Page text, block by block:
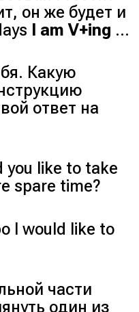
он же будет и
I am V+ing …
Какую
ответ на
you like to take
spare time?
I would like to
части
один из